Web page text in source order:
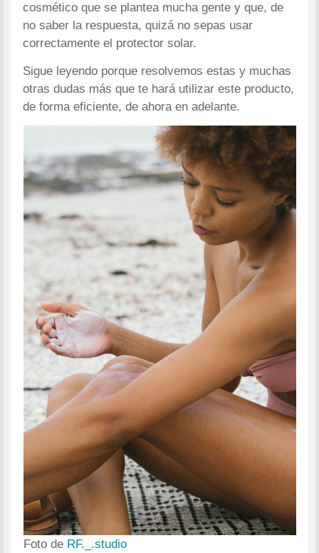
cosmético que se plantea mucha gente y que, de
no saber la respuesta, quizá no sepas usar
correctamente el protector solar.
Sigue leyendo porque resolvemos estas y muchas
otras dudas más que te hará utilizar este producto,
de forma eficiente, de ahora en adelante.
Foto de RF._.studio